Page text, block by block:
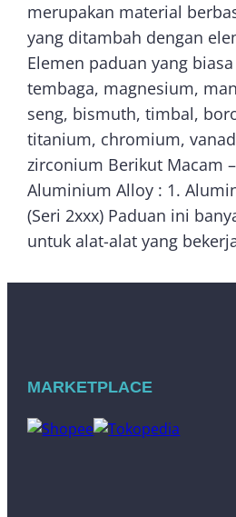
merupakan material
yang ditambah dengan
Elemen paduan yang
tembaga, magnesium,
seng, bismuth, timbal,
titanium, chromium,
zirconium Berikut Macam
Aluminium Alloy : 1.
(Seri 2xxx) Paduan ini
untuk alat-alat yang
MARKETPLACE